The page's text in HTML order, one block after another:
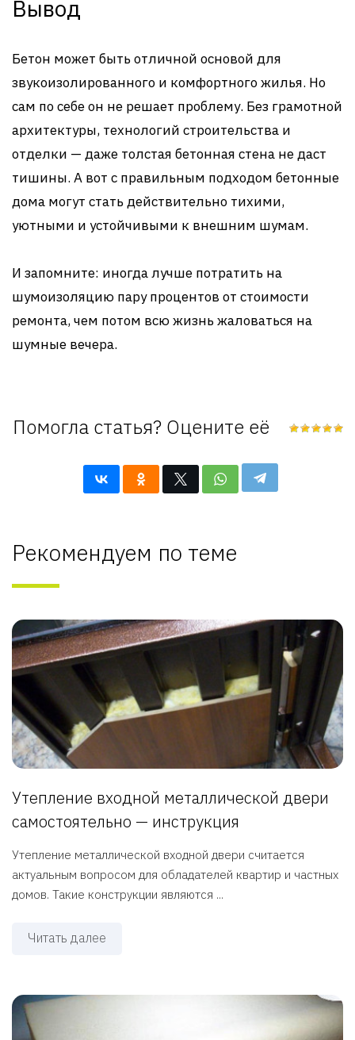
Вывод
Бетон может быть отличной основой для
звукоизолированного и комфортного жилья. Но
сам по себе он не решает проблему. Без грамотной
архитектуры, технологий строительства и
отделки — даже толстая бетонная стена не даст
тишины. А вот с правильным подходом бетонные
дома могут стать действительно тихими,
уютными и устойчивыми к внешним шумам.
И запомните: иногда лучше потратить на
шумоизоляцию пару процентов от стоимости
ремонта, чем потом всю жизнь жаловаться на
шумные вечера.
Помогла статья? Оцените её
Рекомендуем по теме
Утепление входной металлической двери
самостоятельно — инструкция
Утепление металлической входной двери считается
актуальным вопросом для обладателей квартир и частных
домов. Такие конструкции являются ...
Читать далее